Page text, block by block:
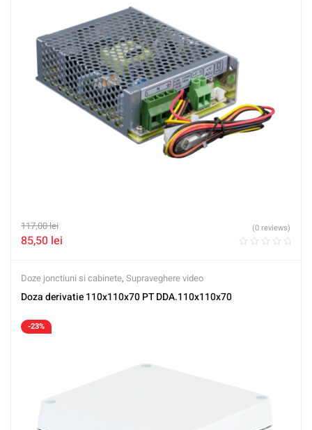
117,00lei
85,50 lei
(0 reviews)
Doze jonctiuni si cabinete, Supraveghere video
Doza derivatie 110x110x70 PT DDA.110x110x70
-23%